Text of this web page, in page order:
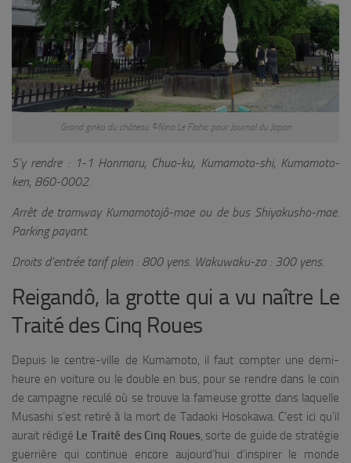
Grand ginko du château ©Nina Le Flohic pour Journal du Japon
S’y rendre : 1-1 Honmaru, Chuo-ku, Kumamoto-shi, Kumamoto-
ken, 860-0002.
Arrêt de tramway Kumamotojô-mae ou de bus Shiyakusho-mae.
Parking payant.
Droits d’entrée tarif plein : 800 yens. Wakuwaku-za : 300 yens.
Reigandô, la grotte qui a vu naître Le
Traité des Cinq Roues
Depuis le centre-ville de Kumamoto, il faut compter une demi-
heure en voiture ou le double en bus, pour se rendre dans le coin
de campagne reculé où se trouve la fameuse grotte dans laquelle
Musashi s’est retiré à la mort de Tadaoki Hosokawa. C’est ici qu’il
aurait rédigé Le Traité des Cinq Roues, sorte de guide de stratégie
guerrière qui continue encore aujourd’hui d’inspirer le monde